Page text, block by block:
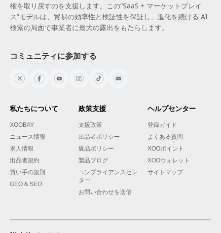
権を取り戻すのを支援します。この“SaaS + マーケットプレイ
ス”モデルは、貿易の効率性と検証性を保証し、進化を続ける AI
検索の局面で事業者に最大の露出をもたらします。
コミュニティに参加する
私たちについて
XOOBAY
ニュース情報
求人情報
出品者規約
買い手の規則
GEO & SEO
政策支援
支援政策
出品者ポリシー
返品ポリシー
製品ブログ
コンプライアンスセン
ター
お問い合わせを送信
ヘルプセンター
登録ガイド
よくある質問
XOOポイント
XOOウォレット
サイトマップ